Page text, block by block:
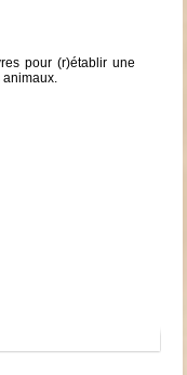
pour (r)établir une